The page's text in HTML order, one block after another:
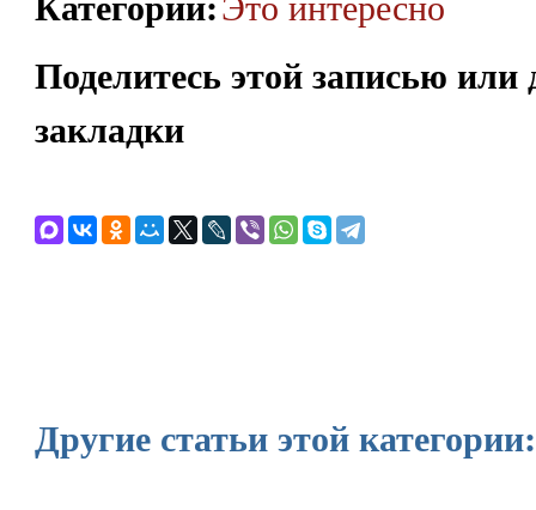
Поделитесь этой записью или
закладки
Другие статьи этой категории: